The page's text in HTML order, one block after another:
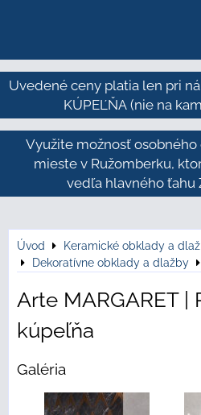
Uvedené ceny platia len pri
KÚPEĽŇA (nie na
Využite možnosť
mieste v Ružomberku,
vedľa hlavného ťahu
Úvod Keramické obklady a
Dekoratívne obklady a dlažby
Arte MARGARET |
kúpeľňa
Galéria